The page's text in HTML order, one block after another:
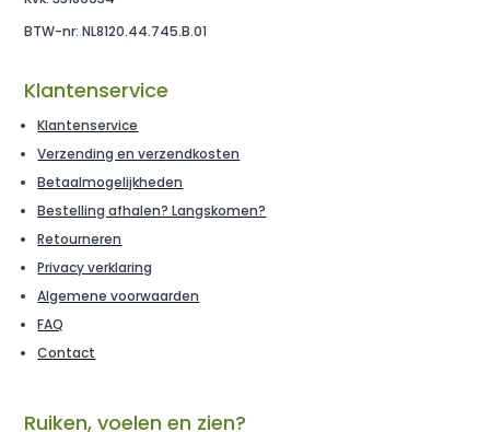
BTW-nr: NL8120.44.745.B.01
Klantenservice
Klantenservice
Verzending en verzendkosten
Betaalmogelijkheden
Bestelling afhalen? Langskomen?
Retourneren
Privacy verklaring
Algemene voorwaarden
FAQ
Contact
Ruiken, voelen en zien?